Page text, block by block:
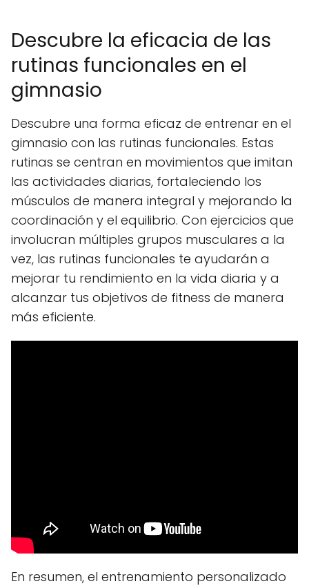
Descubre la eficacia de las
rutinas funcionales en el
gimnasio
Descubre una forma eficaz de entrenar en el
gimnasio con las rutinas funcionales. Estas
rutinas se centran en movimientos que imitan
las actividades diarias, fortaleciendo los
músculos de manera integral y mejorando la
coordinación y el equilibrio. Con ejercicios que
involucran múltiples grupos musculares a la
vez, las rutinas funcionales te ayudarán a
mejorar tu rendimiento en la vida diaria y a
alcanzar tus objetivos de fitness de manera
más eficiente.
En resumen, el entrenamiento personalizado